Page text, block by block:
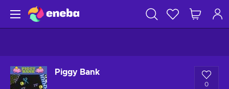
Piggy Bank
0